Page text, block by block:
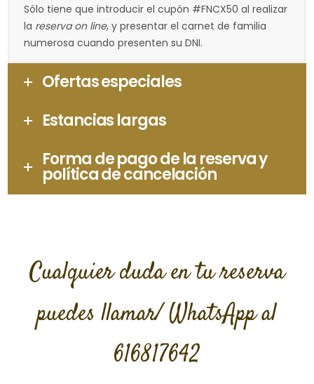
Sólo tiene que introducir el cupón #FNCX50 al realizar
la reserva on line, y presentar el carnet de familia
numerosa cuando presenten su DNI.
Ofertas especiales
Estancias largas
Forma de pago de la reserva y
política de cancelación
Cualquier duda en tu reserva
puedes llamar/ WhatsApp al
616817642